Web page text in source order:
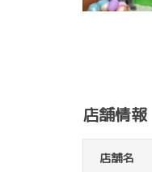
店舗情報
店舗名